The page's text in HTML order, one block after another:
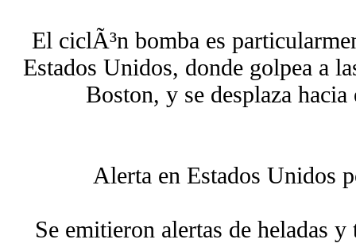
El ciclÃ³n bomba es
Estados Unidos, donde golpea a
Boston, y se desplaza
Alerta en Estados Unidos
Se emitieron alertas de heladas